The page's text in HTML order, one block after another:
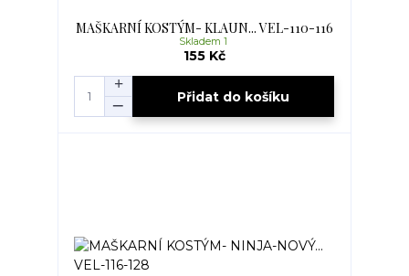
MAŠKARNÍ KOSTÝM- KLAUN... VEL-110-116
155 Kč
Skladem 1
Přidat do košíku